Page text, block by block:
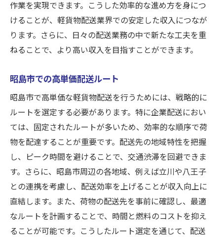
作業を実現できます。こうした効率的な進め方を身につ
けることが、軽貨物配送業界での安定した収入につなが
ります。さらに、日々の配送業務の中で新たな工夫を重
ねることで、より高い収入を目指すことができます。
昭島市での高単価配送ルート
昭島市で高単価な軽貨物配送を行うためには、戦略的に
ルートを選定する必要があります。特に企業配送におい
ては、固定されたルートが多いため、効率的な順序で荷
物を配達することが重要です。配送先の地域特性を把握
し、ピーク時間を避けることで、交通渋滞を回避できま
す。さらに、昭島市周辺の各地域、例えば立川や八王子
との連携を考慮し、配送効率を上げることが収入向上に
直結します。また、荷物の配送先を事前に確認し、最適
なルートを計画することで、時間と燃料のコストを抑え
ることが可能です。こうしたルート選定を通じて、配送